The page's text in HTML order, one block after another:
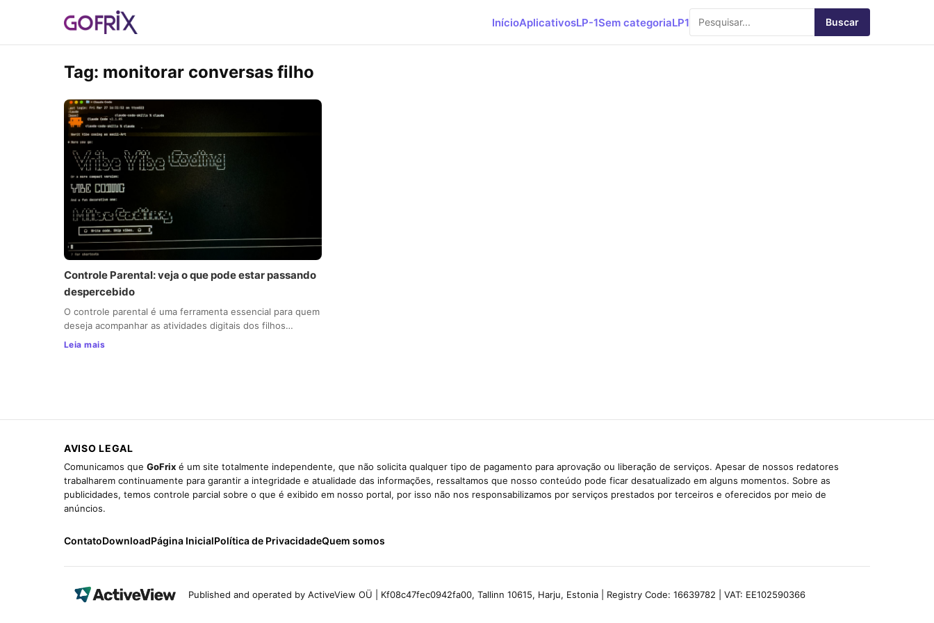
InícioAplicativosLP-1Sem categoriaLP1 Buscar
Tag: monitorar conversas filho
Controle Parental: veja o que pode estar passando
despercebido
O controle parental é uma ferramenta essencial para quem
deseja acompanhar as atividades digitais dos filhos…
Leia mais
AVISO LEGAL
Comunicamos que GoFrix é um site totalmente independente, que não solicita qualquer tipo de pagamento para aprovação ou liberação de serviços. Apesar de nossos redatores
trabalharem continuamente para garantir a integridade e atualidade das informações, ressaltamos que nosso conteúdo pode ficar desatualizado em alguns momentos. Sobre as
publicidades, temos controle parcial sobre o que é exibido em nosso portal, por isso não nos responsabilizamos por serviços prestados por terceiros e oferecidos por meio de
anúncios.
ContatoDownloadPágina InicialPolítica de PrivacidadeQuem somos
Published and operated by ActiveView OÜ | Kf08c47fec0942fa00, Tallinn 10615, Harju, Estonia | Registry Code: 16639782 | VAT: EE102590366